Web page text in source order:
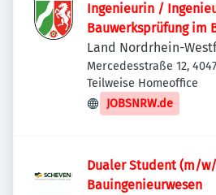
Ingenieurin /
Bauwerksprüfung im
Land Nordrhein-
Mercedesstraße 12,
Deutschland
Teilweise Homeoffice
JOBSNRW.de
Dualer Student (m/
Bauingenieurwesen